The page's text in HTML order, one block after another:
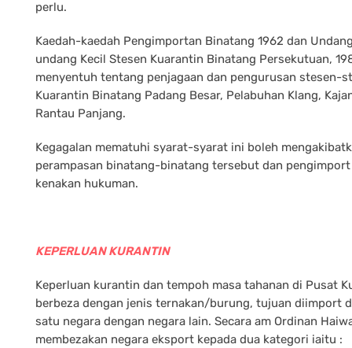
perlu.
Kaedah-kaedah Pengimportan Binatang 1962 dan
undang Kecil Stesen Kuarantin Binatang Persekutuan,
menyentuh tentang penjagaan dan pengurusan stesen-
Kuarantin Binatang Padang Besar, Pelabuhan Klang,
Rantau Panjang.
Kegagalan mematuhi syarat-syarat ini boleh
perampasan binatang-binatang tersebut dan
kenakan hukuman.
KEPERLUAN KURANTIN
Keperluan kurantin dan tempoh masa tahanan di Pusat
berbeza dengan jenis ternakan/burung, tujuan diimport
satu negara dengan negara lain. Secara am Ordinan
membezakan negara eksport kepada dua kategori iaitu :